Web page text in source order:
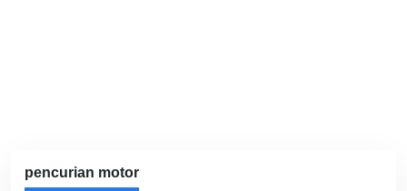
pencurian motor